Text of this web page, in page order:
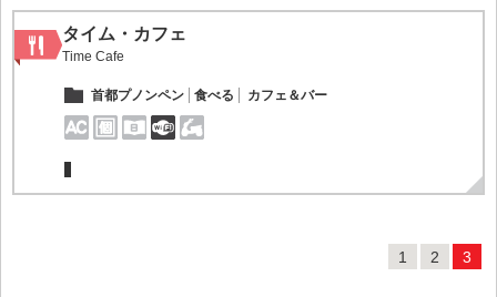
タイム・カフェ
Time Cafe
首都プノンペン 食べる カフェ＆バー
1 2 3